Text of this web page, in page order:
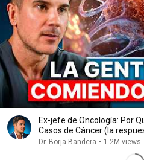
Ex-jefe de Oncología: Por
Casos de Cáncer (la
Dr. Borja Bandera • 1.2M views